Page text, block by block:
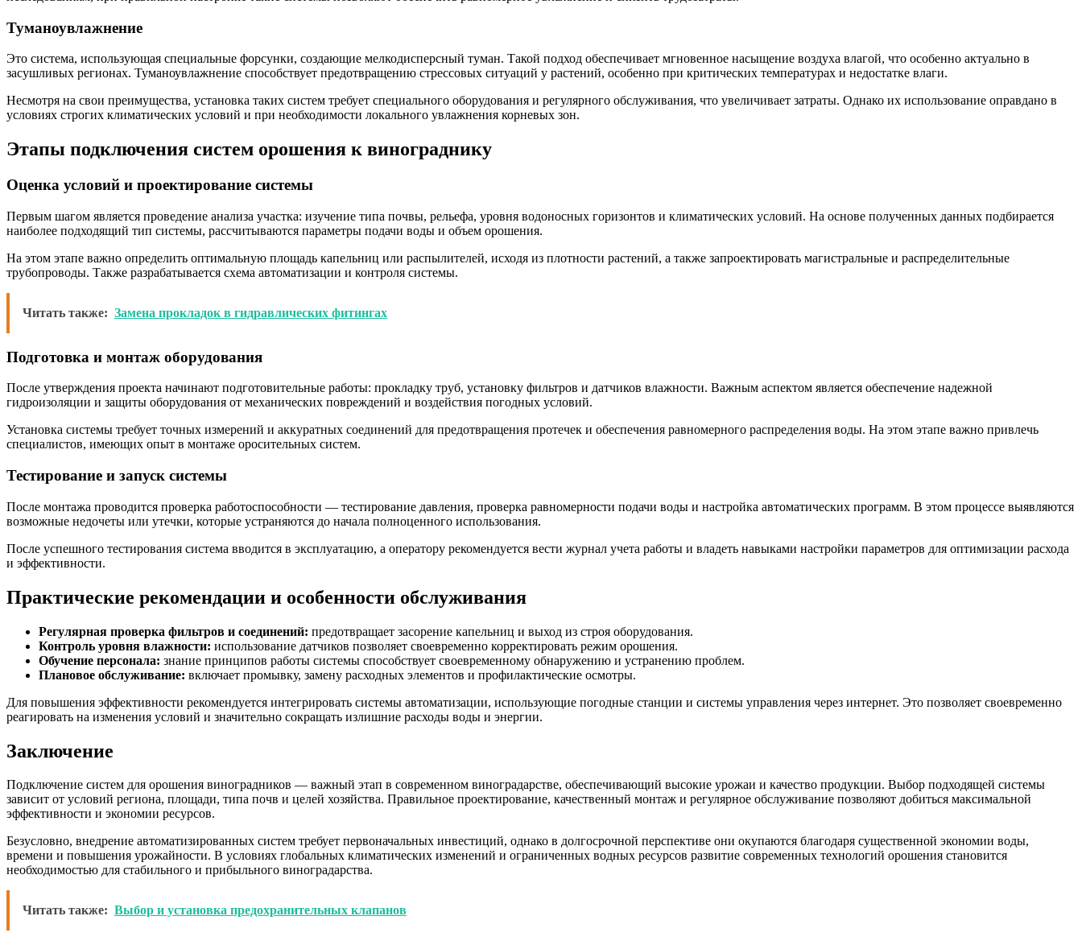
Туманоувлажнение
Это система, использующая специальные форсунки, создающие мелкодисперсный туман. Такой подход обеспечивает мгновенное насыщение воздуха влагой, что особенно актуально в
засушливых регионах. Туманоувлажнение способствует предотвращению стрессовых ситуаций у растений, особенно при критических температурах и недостатке влаги.
Несмотря на свои преимущества, установка таких систем требует специального оборудования и регулярного обслуживания, что увеличивает затраты. Однако их использование оправдано в
условиях строгих климатических условий и при необходимости локального увлажнения корневых зон.
Этапы подключения систем орошения к винограднику
Оценка условий и проектирование системы
Первым шагом является проведение анализа участка: изучение типа почвы, рельефа, уровня водоносных горизонтов и климатических условий. На основе полученных данных подбирается
наиболее подходящий тип системы, рассчитываются параметры подачи воды и объем орошения.
На этом этапе важно определить оптимальную площадь капельниц или распылителей, исходя из плотности растений, а также запроектировать магистральные и распределительные
трубопроводы. Также разрабатывается схема автоматизации и контроля системы.
Читать также: Замена прокладок в гидравлических фитингах
Подготовка и монтаж оборудования
После утверждения проекта начинают подготовительные работы: прокладку труб, установку фильтров и датчиков влажности. Важным аспектом является обеспечение надежной
гидроизоляции и защиты оборудования от механических повреждений и воздействия погодных условий.
Установка системы требует точных измерений и аккуратных соединений для предотвращения протечек и обеспечения равномерного распределения воды. На этом этапе важно привлечь
специалистов, имеющих опыт в монтаже оросительных систем.
Тестирование и запуск системы
После монтажа проводится проверка работоспособности — тестирование давления, проверка равномерности подачи воды и настройка автоматических программ. В этом процессе выявляются
возможные недочеты или утечки, которые устраняются до начала полноценного использования.
После успешного тестирования система вводится в эксплуатацию, а оператору рекомендуется вести журнал учета работы и владеть навыками настройки параметров для оптимизации расхода
и эффективности.
Практические рекомендации и особенности обслуживания
Регулярная проверка фильтров и соединений: предотвращает засорение капельниц и выход из строя оборудования.
Контроль уровня влажности: использование датчиков позволяет своевременно корректировать режим орошения.
Обучение персонала: знание принципов работы системы способствует своевременному обнаружению и устранению проблем.
Плановое обслуживание: включает промывку, замену расходных элементов и профилактические осмотры.
Для повышения эффективности рекомендуется интегрировать системы автоматизации, использующие погодные станции и системы управления через интернет. Это позволяет своевременно
реагировать на изменения условий и значительно сокращать излишние расходы воды и энергии.
Заключение
Подключение систем для орошения виноградников — важный этап в современном виноградарстве, обеспечивающий высокие урожаи и качество продукции. Выбор подходящей системы
зависит от условий региона, площади, типа почв и целей хозяйства. Правильное проектирование, качественный монтаж и регулярное обслуживание позволяют добиться максимальной
эффективности и экономии ресурсов.
Безусловно, внедрение автоматизированных систем требует первоначальных инвестиций, однако в долгосрочной перспективе они окупаются благодаря существенной экономии воды,
времени и повышения урожайности. В условиях глобальных климатических изменений и ограниченных водных ресурсов развитие современных технологий орошения становится
необходимостью для стабильного и прибыльного виноградарства.
Читать также: Выбор и установка предохранительных клапанов